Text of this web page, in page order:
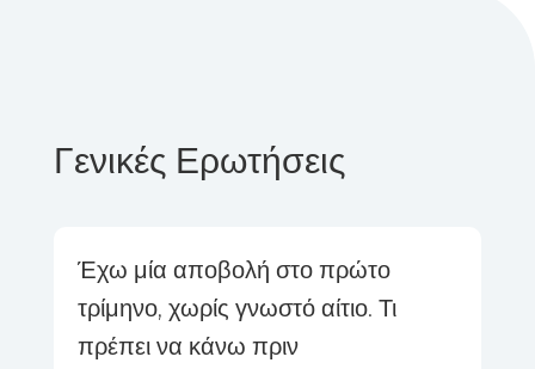
Γενικές Ερωτήσεις
Έχω μία αποβολή στο πρώτο
τρίμηνο, χωρίς γνωστό αίτιο. Τι
πρέπει να κάνω πριν